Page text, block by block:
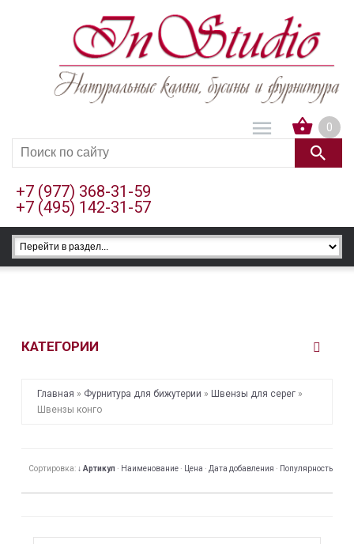
0
+7 (977) 368-31-59
+7 (495) 142-31-57
КАТЕГОРИИ
Главная » Фурнитура для бижутерии » Швензы для серег »
Швензы конго
Сортировка: ↓ Артикул · Наименование · Цена · Дата добавления · Популярность